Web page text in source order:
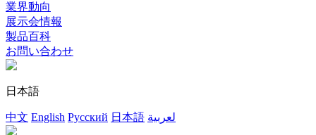
業界動向
展示会情報
製品百科
お問い合わせ
日本語
中文 English Русский 日本語 لعربية